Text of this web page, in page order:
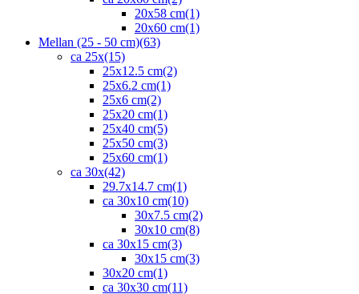
20x58 cm(1)
20x60 cm(1)
Mellan (25 - 50 cm)(63)
ca 25x(15)
25x12.5 cm(2)
25x6.2 cm(1)
25x6 cm(2)
25x20 cm(1)
25x40 cm(5)
25x50 cm(3)
25x60 cm(1)
ca 30x(42)
29.7x14.7 cm(1)
ca 30x10 cm(10)
30x7.5 cm(2)
30x10 cm(8)
ca 30x15 cm(3)
30x15 cm(3)
30x20 cm(1)
ca 30x30 cm(11)